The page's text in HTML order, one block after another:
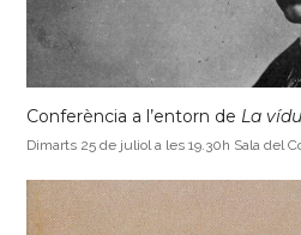
Conferència a l’entorn de La
Dimarts 25 de juliol a les 19.30h Sala del